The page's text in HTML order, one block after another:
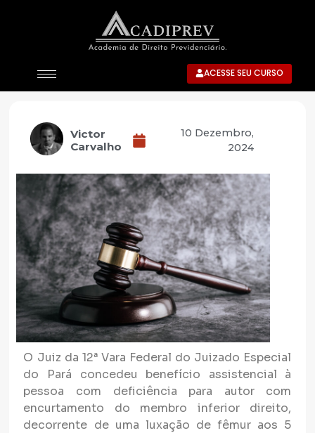
ACESSE SEU CURSO
Victor
Carvalho
10 Dezembro,
2024
O Juiz da 12ª Vara Federal do Juizado Especial
do Pará concedeu benefício assistencial à
pessoa com deficiência para autor com
encurtamento do membro inferior direito,
decorrente de uma luxação de fêmur aos 5